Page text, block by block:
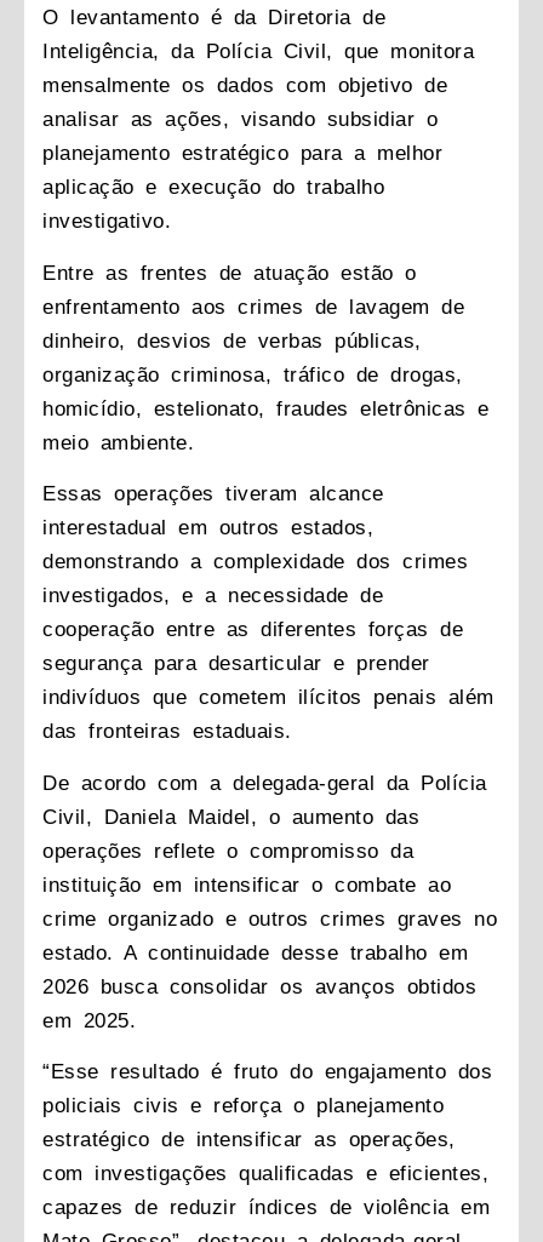
O levantamento é da Diretoria de
Inteligência, da Polícia Civil, que monitora
mensalmente os dados com objetivo de
analisar as ações, visando subsidiar o
planejamento estratégico para a melhor
aplicação e execução do trabalho
investigativo.
Entre as frentes de atuação estão o
enfrentamento aos crimes de lavagem de
dinheiro, desvios de verbas públicas,
organização criminosa, tráfico de drogas,
homicídio, estelionato, fraudes eletrônicas e
meio ambiente.
Essas operações tiveram alcance
interestadual em outros estados,
demonstrando a complexidade dos crimes
investigados, e a necessidade de
cooperação entre as diferentes forças de
segurança para desarticular e prender
indivíduos que cometem ilícitos penais além
das fronteiras estaduais.
De acordo com a delegada-geral da Polícia
Civil, Daniela Maidel, o aumento das
operações reflete o compromisso da
instituição em intensificar o combate ao
crime organizado e outros crimes graves no
estado. A continuidade desse trabalho em
2026 busca consolidar os avanços obtidos
em 2025.
“Esse resultado é fruto do engajamento dos
policiais civis e reforça o planejamento
estratégico de intensificar as operações,
com investigações qualificadas e eficientes,
capazes de reduzir índices de violência em